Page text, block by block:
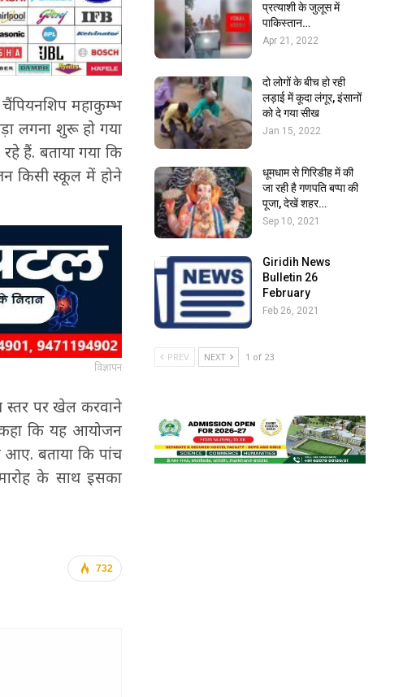
महाकुम्भ
लगना शुरू हो गया
हैं. बताया गया कि
किसी स्कूल में होने
विज्ञापन
स्तर पर खेल करवाने
कि यह आयोजन
आए. बताया कि पांच
के साथ इसका
732
प्रत्याशी के जुलूस में
पाकिस्तान…
Apr 21, 2022
दो लोगों के बीच हो रही
लड़ाई में कूदा लंगूर, इंसानों
को दे गया सीख
Jan 15, 2022
धूमधाम से गिरिडीह में की
जा रही है गणपति बप्पा की
पूजा, देखें शहर…
Sep 10, 2021
Giridih News
Bulletin 26
February
Feb 26, 2021
PREV NEXT 1 of 23